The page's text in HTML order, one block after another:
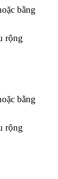
bằng
rộng
bằng
rộng